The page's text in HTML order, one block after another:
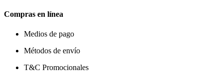
Compras en línea
Medios de pago
Métodos de envío
T&C Promocionales